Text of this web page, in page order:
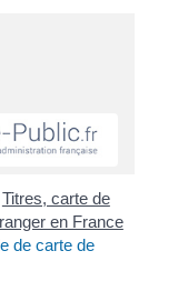
Titres, carte de
en France
de carte de